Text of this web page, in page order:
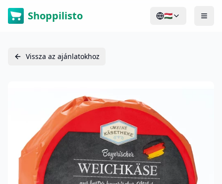
Shoppilisto 🇭🇺
Vissza az ajánlatokhoz